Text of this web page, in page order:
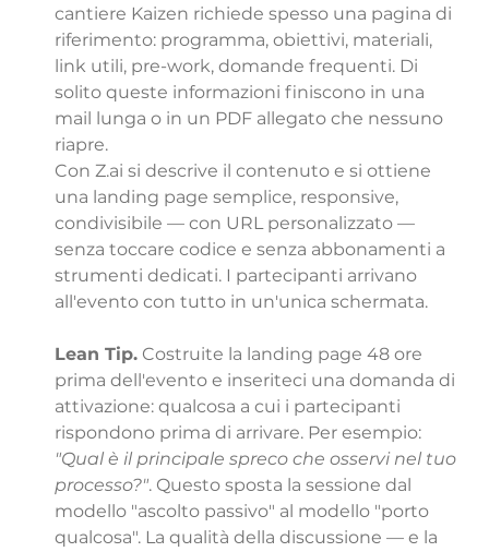
cantiere Kaizen richiede spesso una pagina di
riferimento: programma, obiettivi, materiali,
link utili, pre-work, domande frequenti. Di
solito queste informazioni finiscono in una
mail lunga o in un PDF allegato che nessuno
riapre.
Con Z.ai si descrive il contenuto e si ottiene
una landing page semplice, responsive,
condivisibile — con URL personalizzato —
senza toccare codice e senza abbonamenti a
strumenti dedicati. I partecipanti arrivano
all'evento con tutto in un'unica schermata.
Lean Tip. Costruite la landing page 48 ore
prima dell'evento e inseriteci una domanda di
attivazione: qualcosa a cui i partecipanti
rispondono prima di arrivare. Per esempio:
"Qual è il principale spreco che osservi nel tuo
processo?". Questo sposta la sessione dal
modello "ascolto passivo" al modello "porto
qualcosa". La qualità della discussione — e la